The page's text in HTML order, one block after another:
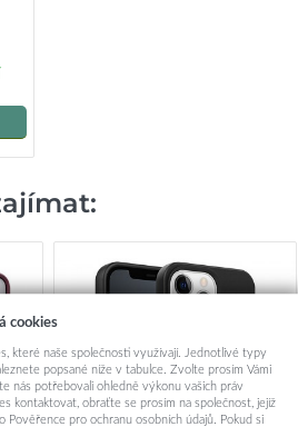
cookies
které naše společnosti využívají. Jednotlivé typy
popsané níže v tabulce. Zvolte prosím Vámi
nás potřebovali ohledně výkonu vašich práv
kontaktovat, obraťte se prosím na společnost, jejíž
Pověřence pro ochranu osobních údajů. Pokud si